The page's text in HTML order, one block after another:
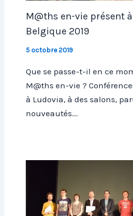
M@ths en-vie présent
Belgique 2019
5 octobre 2019
Que se passe-t-il en ce
M@ths en-vie ?
à Ludovia, à des salons,
nouveautés...